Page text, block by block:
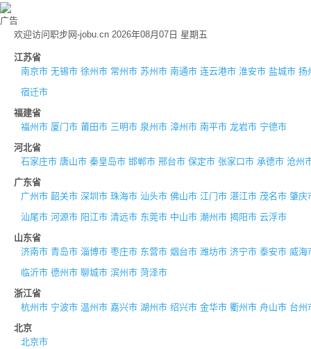
广告
欢迎访问职步网-jobu.cn 2026年08月07日 星期五
江苏省
南京市 无锡市 徐州市 常州市 苏州市 南通市 连云港市 淮安市 盐城市 扬
宿迁市
福建省
福州市 厦门市 莆田市 三明市 泉州市 漳州市 南平市 龙岩市 宁德市
河北省
石家庄市 唐山市 秦皇岛市 邯郸市 邢台市 保定市 张家口市 承德市 沧州
广东省
广州市 韶关市 深圳市 珠海市 汕头市 佛山市 江门市 湛江市 茂名市 肇庆
汕尾市 河源市 阳江市 清远市 东莞市 中山市 潮州市 揭阳市 云浮市
山东省
济南市 青岛市 淄博市 枣庄市 东营市 烟台市 潍坊市 济宁市 泰安市 威海
临沂市 德州市 聊城市 滨州市 菏泽市
浙江省
杭州市 宁波市 温州市 嘉兴市 湖州市 绍兴市 金华市 衢州市 舟山市 台州
北京
北京市